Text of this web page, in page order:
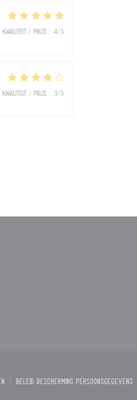
Kwaliteit / Prijs : 4/5
Kwaliteit / Prijs : 3/5
in een nieuw venster))
Beleid bescherming persoonsgegevens
((opent in een